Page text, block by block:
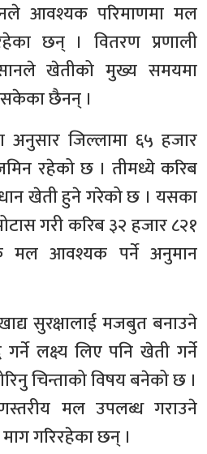
आवश्यक परिमाणमा मल
छन् । वितरण प्रणाली
खेतीको मुख्य समयमा
छैनन् ।
अनुसार जिल्लामा ६५ हजार
रहेको छ । तीमध्ये करिब
धान खेती हुने गरेको छ । यसका
गरी करिब ३२ हजार ८२१
मल आवश्यक पर्ने अनुमान
सुरक्षालाई मजबुत बनाउने
लक्ष्य लिए पनि खेती गर्ने
चिन्ताको विषय बनेको छ ।
मल उपलब्ध गराउने
गरिरहेका छन् ।